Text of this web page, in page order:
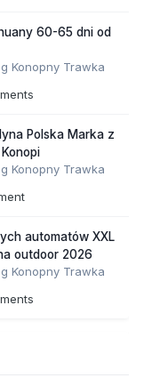
60-65 dni od
Konopny Trawka
Polska Marka z
Konopny Trawka
automatów XXL
outdoor 2026
Konopny Trawka